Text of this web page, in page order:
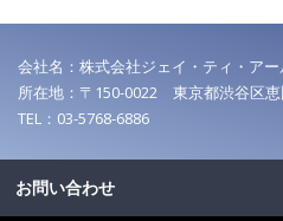
会社名：株式会社ジェイ・ティ・ア
所在地：〒150-0022 東京都渋谷区恵
TEL：03-5768-6886
お問い合わせ